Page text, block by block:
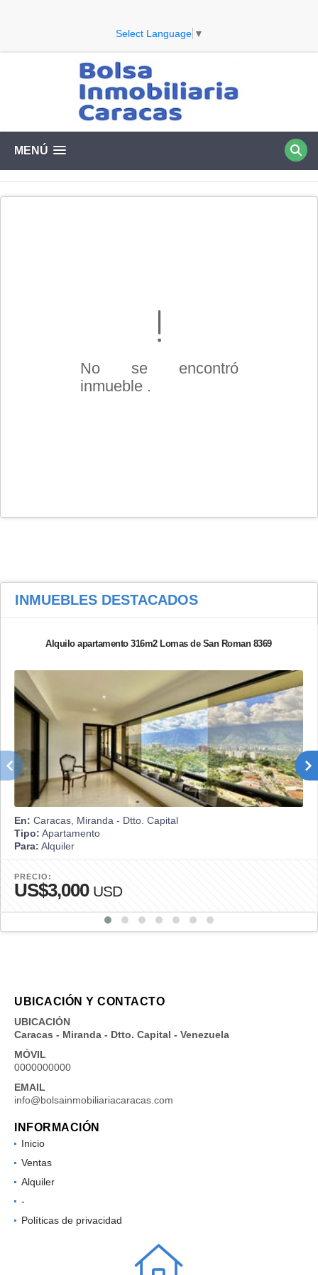
Select Language ▼
MENÚ
No se encontró
inmueble .
INMUEBLES DESTACADOS
Alquilo apartamento 316m2 Lomas de San Roman 8369
En: Caracas, Miranda - Dtto. Capital
Tipo: Apartamento
Para: Alquiler
PRECIO:
US$3,000 USD
UBICACIÓN Y CONTACTO
UBICACIÓN
Caracas - Miranda - Dtto. Capital - Venezuela
MÓVIL
0000000000
EMAIL
info@bolsainmobiliariacaracas.com
INFORMACIÓN
Inicio
Ventas
Alquiler
-
Políticas de privacidad